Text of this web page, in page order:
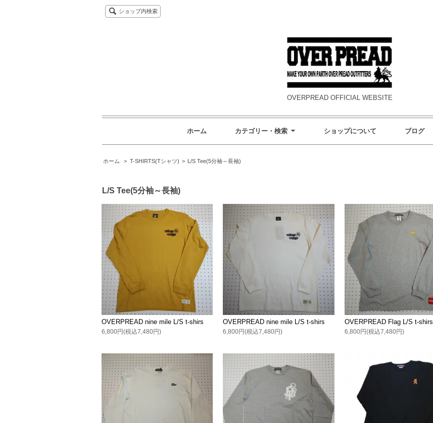
ショップ内検索
OVERPREAD OFFICIAL WEBSITE
ホーム カテゴリー・検索 ショップについて ブログ
ホーム > T-SHIRTS(Tシャツ) > L/S Tee(5分袖～長袖)
L/S Tee(5分袖～長袖)
OVERPREAD nine mile L/S t-shirs
6,800円(税込7,480円)
OVERPREAD nine mile L/S t-shirs
6,800円(税込7,480円)
OVERPREAD Flag L/S t-shirs
6,800円(税込7,480円)